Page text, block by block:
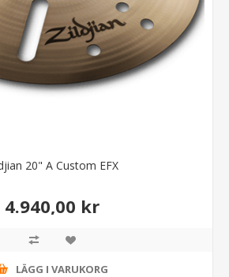
20" A Custom EFX
4.940,00 kr
LÄGG I VARUKORG